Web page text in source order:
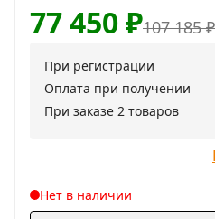
107 185₽
77 450₽
При регистрации
Оплата при получении
При заказе 2 товаров
Нет в наличии